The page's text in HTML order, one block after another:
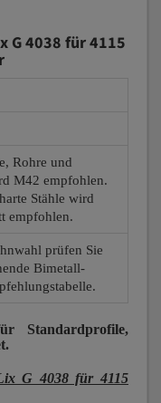
G 4038 für 4115
Rohre und
M42 empfohlen.
Stähle wird
empfohlen.
prüfen Sie
Bimetall-
Standardprofile,
G 4038 für 4115